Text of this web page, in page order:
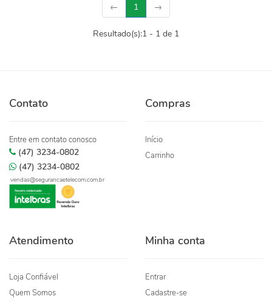
← 1(current)
→
Resultado(s):1 - 1 de 1
Contato
Entre em contato conosco
(47) 3234-0802
(47) 3234-0802
vendas@segurancaetelecom.com.br
Compras
Início
Carrinho
Atendimento
Loja Confiável
Quem Somos
Minha conta
Entrar
Cadastre-se